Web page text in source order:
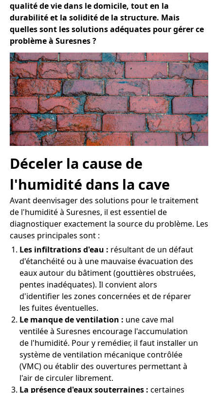
qualité de vie dans le domicile, tout en la
durabilité et la solidité de la structure. Mais
quelles sont les solutions adéquates pour gérer ce
problème à Suresnes ?
Déceler la cause de
l'humidité dans la cave
Avant deenvisager des solutions pour le traitement
de l'humidité à Suresnes, il est essentiel de
diagnostiquer exactement la source du problème. Les
causes principales sont :
Les infiltrations d'eau : résultant de un défaut
d'étanchéité ou à une mauvaise évacuation des
eaux autour du bâtiment (gouttières obstruées,
pentes inadéquates). Il convient alors
d'identifier les zones concernées et de réparer
les fuites éventuelles.
Le manque de ventilation : une cave mal
ventilée à Suresnes encourage l'accumulation
de l'humidité. Pour y remédier, il faut installer un
système de ventilation mécanique contrôlée
(VMC) ou établir des ouvertures permettant à
l'air de circuler librement.
La présence d'eaux souterraines : certaines